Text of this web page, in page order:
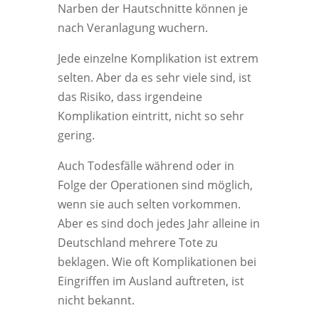
Narben der Hautschnitte können je
nach Veranlagung wuchern.
Jede einzelne Komplikation ist extrem
selten. Aber da es sehr viele sind, ist
das Risiko, dass irgendeine
Komplikation eintritt, nicht so sehr
gering.
Auch Todesfälle während oder in
Folge der Operationen sind möglich,
wenn sie auch selten vorkommen.
Aber es sind doch jedes Jahr alleine in
Deutschland mehrere Tote zu
beklagen. Wie oft Komplikationen bei
Eingriffen im Ausland auftreten, ist
nicht bekannt.